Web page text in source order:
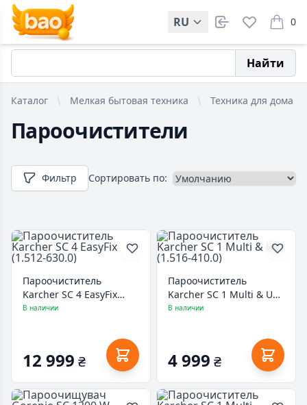
RU 0
items
Найти
Каталог Мелкая бытовая техника Техника для дома
Пароочистители
Фильтр Сортировать по:
Пароочиститель
Karcher SC 4 EasyFix
(1.512-630.0)
В наличии
12 999 ₴
Пароочиститель
Karcher SC 1 Multi & Up
(1.516-410.0)
В наличии
4 999 ₴